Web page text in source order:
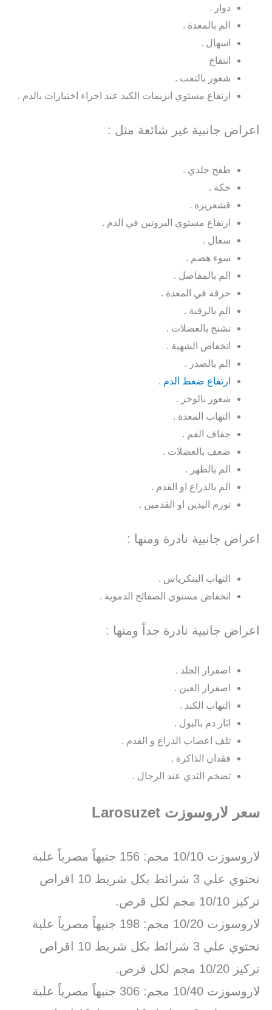
دوار .
الم بالمعدة .
اسهال .
انتفاخ
شعور بالتعب .
ارتفاع مستوي انزيمات الكبد عند اجراء اختبارات بالدم .
اعراض جانبية غير شائعة مثل :
طفح جلدي .
حكة .
قشعريرة .
ارتفاع مستوي البروتين في الدم .
سعال .
سوء هضم .
الم بالمفاصل .
حرقة في المعدة .
الم بالرقبة .
تشنج بالعضلات .
انخفاض الشهية .
الم بالصدر .
ارتفاع ضغط الدم .
شعور بالوخز .
التهاب المعدة .
جفاف الفم .
ضعف بالعضلات .
الم بالظهر .
الم بالذراع او القدم .
تورم اليدين او القدمين .
اعراض جانبية نادرة ومنها :
التهاب البنكرياس .
انخفاض مستوي الصفائح الدموية .
اعراض جانبية نادرة جداً ومنها :
اصفرار الجلد .
اصفرار العين .
التهاب الكبد .
اثار دم بالبول .
تلف اعصاب الذراع و القدم .
فقدان الذاكرة .
تضخم الثدي عند الرجال .
سعر لاروسوزت Larosuzet
لاروسوزت 10/10 مجم: 156 جنيهاً مصرياً علبة
تحتوي علي 3 شرائط بكل شريط 10 اقراص
تركيز 10/10 مجم لكل قرص.
لاروسوزت 10/20 مجم: 198 جنيهاً مصرياً علبة
تحتوي علي 3 شرائط بكل شريط 10 اقراص
تركيز 10/20 مجم لكل قرص.
لاروسوزت 10/40 مجم: 306 جنيهاً مصرياً علبة